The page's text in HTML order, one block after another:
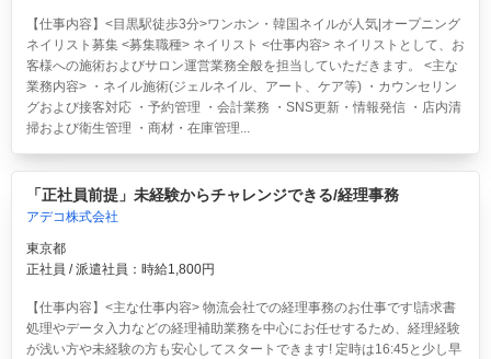
【仕事内容】<目黒駅徒歩3分>ワンホン・韓国ネイルが人気|オープニング
ネイリスト募集 <募集職種> ネイリスト <仕事内容> ネイリストとして、お
客様への施術およびサロン運営業務全般を担当していただきます。 <主な
業務内容> ・ネイル施術(ジェルネイル、アート、ケア等) ・カウンセリン
グおよび接客対応 ・予約管理 ・会計業務 ・SNS更新・情報発信 ・店内清
掃および衛生管理 ・商材・在庫管理...
「正社員前提」未経験からチャレンジできる/経理事務
アデコ株式会社
東京都
正社員 / 派遣社員：時給1,800円
【仕事内容】<主な仕事内容> 物流会社での経理事務のお仕事です!請求書
処理やデータ入力などの経理補助業務を中心にお任せするため、経理経験
が浅い方や未経験の方も安心してスタートできます! 定時は16:45と少し早